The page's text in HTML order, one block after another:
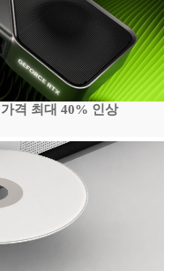
격 최대 40% 인상